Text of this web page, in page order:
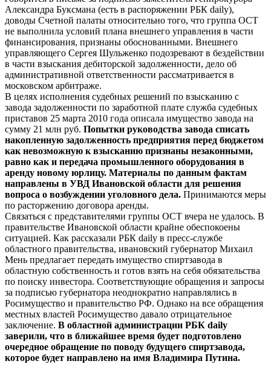
Александра Буксмана (есть в распоряжении РБК daily),
доводы Счетной палаты относительно того, что группа ОСТ
не выполнила условий плана внешнего управления в части
финансирования, признаны обоснованными. Внешнего
управляющего Сергея Шульженко подозревают в бездействии
в части взыскания дебиторской задолженности, дело об
административной ответственности рассматривается в
московском арбитраже.
В целях исполнения судебных решений по взысканию с
завода задолженности по заработной плате служба судебных
приставов 25 марта 2010 года описала имущество завода на
сумму 21 млн руб. Попытки руководства завода списать
накопленную задолженность предприятия перед бюджетом
как невозможную к взысканию признаны незаконными,
равно как и передача промышленного оборудования в
аренду новому юрлицу. Материалы по данным фактам
направлены в УВД Ивановской области для решения
вопроса о возбуждении уголовного дела. Принимаются меры
по расторжению договора аренды.
Связаться с представителями группы ОСТ вчера не удалось. В
правительстве Ивановской области крайне обеспокоены
ситуацией. Как рассказали РБК daily в пресс-службе
областного правительства, ивановский губернатор Михаил
Мень предлагает передать имущество спиртзавода в
областную собственность и готов взять на себя обязательства
по поиску инвестора. Соответствующие обращения и запросы
за подписью губернатора неоднократно направлялись в
Росимущество и правительство РФ. Однако на все обращения
местных властей Росимущество давало отрицательное
заключение. В областной администрации РБК daily
заверили, что в ближайшее время будет подготовлено
очередное обращение по поводу будущего спиртзавода,
которое будет направлено на имя Владимира Путина.